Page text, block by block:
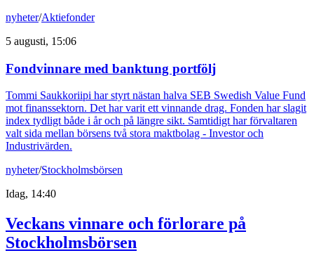
nyheter/Aktiefonder
5 augusti, 15:06
Fondvinnare med banktung portfölj
Tommi Saukkoriipi har styrt nästan halva SEB Swedish Value Fund
mot finanssektorn. Det har varit ett vinnande drag. Fonden har slagit
index tydligt både i år och på längre sikt. Samtidigt har förvaltaren
valt sida mellan börsens två stora maktbolag - Investor och
Industrivärden.
nyheter/Stockholmsbörsen
Idag, 14:40
Veckans vinnare och förlorare på
Stockholmsbörsen